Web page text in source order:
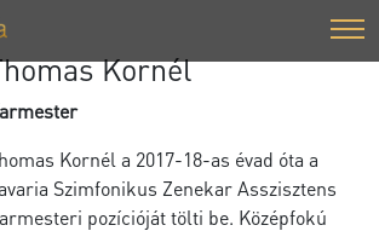
Kornél
Kornél a 2017-18-as évad óta a
Szimfonikus Zenekar Asszisztens
pozícióját tölti be. Középfokú